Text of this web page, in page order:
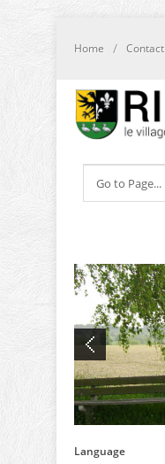
Home / Contact
Language